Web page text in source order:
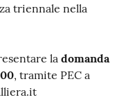
triennale nella
la domanda
, tramite PEC a